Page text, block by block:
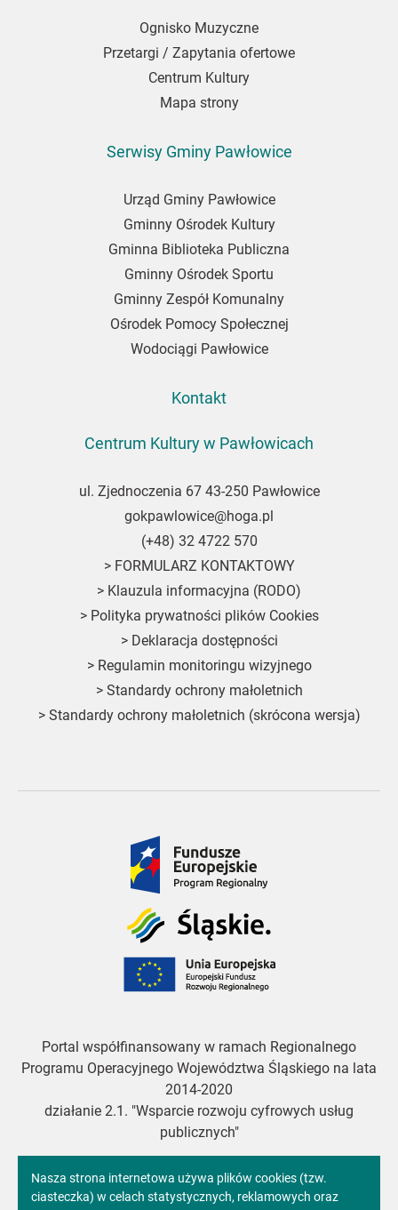
Ognisko Muzyczne
Przetargi / Zapytania ofertowe
Centrum Kultury
Mapa strony
Serwisy Gminy Pawłowice
Urząd Gminy Pawłowice
Gminny Ośrodek Kultury
Gminna Biblioteka Publiczna
Gminny Ośrodek Sportu
Gminny Zespół Komunalny
Ośrodek Pomocy Społecznej
Wodociągi Pawłowice
Kontakt
Centrum Kultury w Pawłowicach
ul. Zjednoczenia 67 43-250 Pawłowice
gokpawlowice@hoga.pl
(+48) 32 4722 570
> FORMULARZ KONTAKTOWY
> Klauzula informacyjna (RODO)
> Polityka prywatności plików Cookies
> Deklaracja dostępności
> Regulamin monitoringu wizyjnego
>Standardy ochrony małoletnich
> Standardy ochrony małoletnich (skrócona wersja)
Fundusze
Europejskie
Śląskie
Unia
Europejska
Portal współfinansowany w ramach Regionalnego
Programu Operacyjnego Województwa Śląskiego na lata
2014-2020
działanie 2.1. "Wsparcie rozwoju cyfrowych usług
publicznych"
Informacja
Nasza strona internetowa używa plików cookies (tzw.
ciasteczka) w celach statystycznych, reklamowych oraz